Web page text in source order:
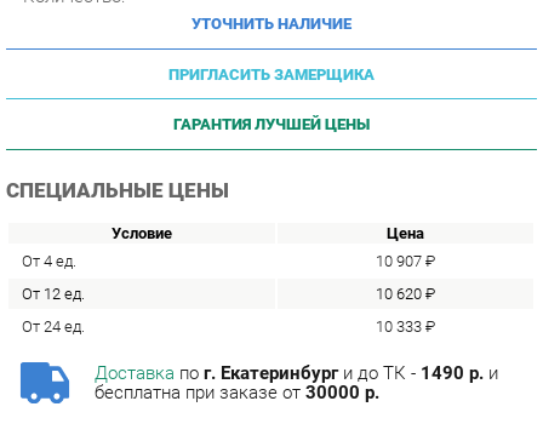
ПРИГЛАСИТЬ ЗАМЕРЩИКА
ГАРАНТИЯ ЛУЧШЕЙ ЦЕНЫ
СПЕЦИАЛЬНЫЕ ЦЕНЫ
От 4 ед.
10 620 ₽
От 24 ед.
10 333 ₽
Сборкас базовой гарантией12месяцев -